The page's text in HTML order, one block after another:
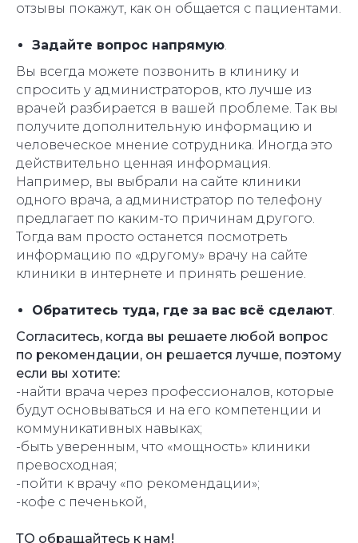
отзывы покажут, как он общается с пациентами.
Задайте вопрос напрямую.
Вы всегда можете позвонить в клинику и
спросить у администраторов, кто лучше из
врачей разбирается в вашей проблеме. Так вы
получите дополнительную информацию и
человеческое мнение сотрудника. Иногда это
действительно ценная информация.
Например, вы выбрали на сайте клиники
одного врача, а администратор по телефону
предлагает по каким-то причинам другого.
Тогда вам просто останется посмотреть
информацию по «другому» врачу на сайте
клиники в интернете и принять решение.
Обратитесь туда, где за вас всё сделают.
Согласитесь, когда вы решаете любой вопрос
по рекомендации, он решается лучше, поэтому
если вы хотите:
-найти врача через профессионалов, которые
будут основываться и на его компетенции и
коммуникативных навыках;
-быть уверенным, что «мощность» клиники
превосходная;
-пойти к врачу «по рекомендации»;
-кофе с печенькой,
ТО обращайтесь к нам!